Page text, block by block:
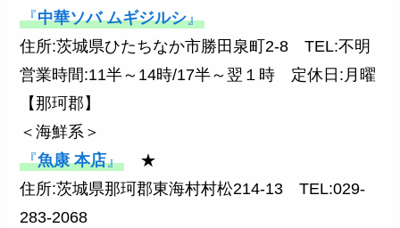
『中華ソバ ムギジルシ』
住所:茨城県ひたちなか市勝田泉町2-8 TEL:不明
営業時間:11半～14時/17半～翌１時 定休日:月曜
【那珂郡】
＜海鮮系＞
『魚康 本店』 ★
住所:茨城県那珂郡東海村村松214-13 TEL:029-
283-2068